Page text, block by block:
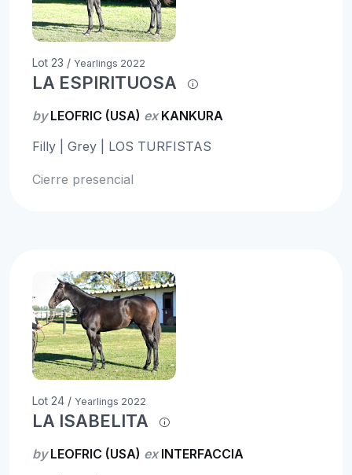
Lot 23 / Yearlings 2022
LA ESPIRITUOSA
byLEOFRIC (USA) exKANKURA
Filly | Grey | LOS TURFISTAS
Cierre presencial
Lot 24 / Yearlings 2022
LA ISABELITA
byLEOFRIC (USA) exINTERFACCIA